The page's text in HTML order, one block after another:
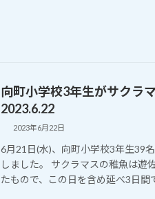
向町小学校3年生がサクラ
2023.6.22
2023年6月22日
6月21日(水)、向町小学校3年生39
しました。 サクラマスの稚魚は遊
たもので、この日を含め延べ3日間